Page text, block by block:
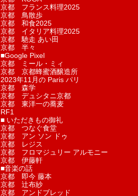
京都 フランス料理2025
京都 鳥散歩
京都 和食2025
京都 イタリア料理2025
京都 馳走 あい田
京都 半々
■Google Pixel
京都 ミール・ミィ
京都 京都蜂蜜酒醸造所
2023年11月の Paris パリ
京都 森学
京都 デュシタニ京都
京都 東洋一の蕎麦
RF1
■ いただきもの御礼
京都 つなぐ食堂
京都 アン ソン ドゥ
京都 レジス
京都 フロマジュリー アルモニー
京都 伊藤軒
■音楽の話
京都 即今 藤本
京都 辻布紗
京都 アンドブレッド